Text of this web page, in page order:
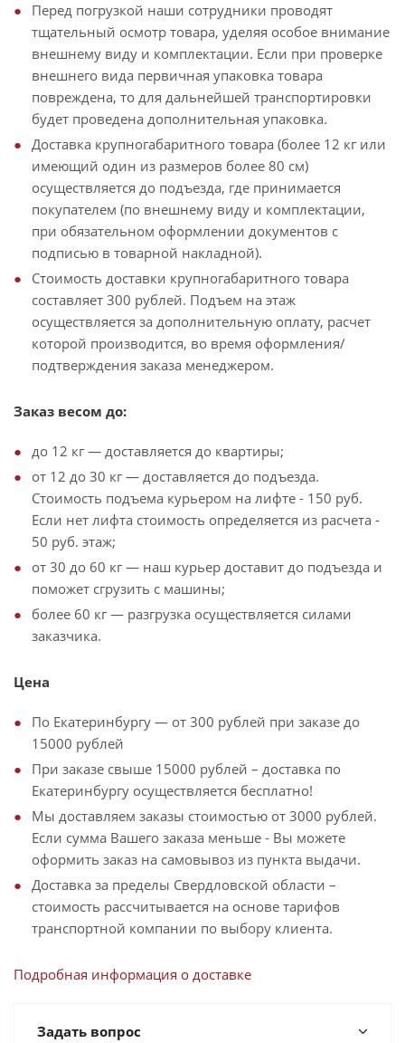
Перед погрузкой наши сотрудники проводят
тщательный осмотр товара, уделяя особое внимание
внешнему виду и комплектации. Если при проверке
внешнего вида первичная упаковка товара
повреждена, то для дальнейшей транспортировки
будет проведена дополнительная упаковка.
Доставка крупногабаритного товара (более 12 кг или
имеющий один из размеров более 80 см)
осуществляется до подъезда, где принимается
покупателем (по внешнему виду и комплектации,
при обязательном оформлении документов с
подписью в товарной накладной).
Стоимость доставки крупногабаритного товара
составляет 300 рублей. Подъем на этаж
осуществляется за дополнительную оплату, расчет
которой производится, во время оформления/
подтверждения заказа менеджером.
Заказ весом до:
до 12 кг — доставляется до квартиры;
от 12 до 30 кг — доставляется до подъезда.
Стоимость подъема курьером на лифте - 150 руб.
Если нет лифта стоимость определяется из расчета -
50 руб. этаж;
от 30 до 60 кг — наш курьер доставит до подъезда и
поможет сгрузить с машины;
более 60 кг — разгрузка осуществляется силами
заказчика.
Цена
По Екатеринбургу — от 300 рублей при заказе до
15000 рублей
При заказе свыше 15000 рублей – доставка по
Екатеринбургу осуществляется бесплатно!
Мы доставляем заказы стоимостью от 3000 рублей.
Если сумма Вашего заказа меньше - Вы можете
оформить заказ на самовывоз из пункта выдачи.
Доставка за пределы Свердловской области –
стоимость рассчитывается на основе тарифов
транспортной компании по выбору клиента.
Подробная информация о доставке
Задать вопрос